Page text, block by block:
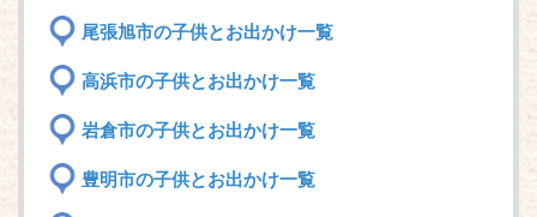
尾張旭市の子供とお出かけ一覧
高浜市の子供とお出かけ一覧
岩倉市の子供とお出かけ一覧
豊明市の子供とお出かけ一覧